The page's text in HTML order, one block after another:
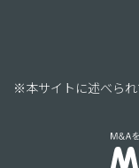
※本サイトに述べられ